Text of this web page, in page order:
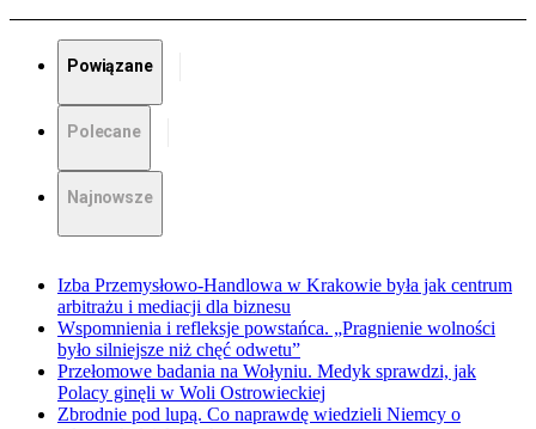
Powiązane
Polecane
Najnowsze
Izba Przemysłowo-Handlowa w Krakowie była jak centrum
arbitrażu i mediacji dla biznesu
Wspomnienia i refleksje powstańca. „Pragnienie wolności
było silniejsze niż chęć odwetu”
Przełomowe badania na Wołyniu. Medyk sprawdzi, jak
Polacy ginęli w Woli Ostrowieckiej
Zbrodnie pod lupą. Co naprawdę wiedzieli Niemcy o